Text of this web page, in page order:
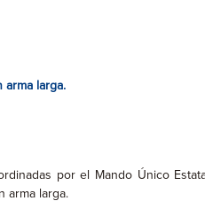
arma larga.
por el Mando Único
arma larga.